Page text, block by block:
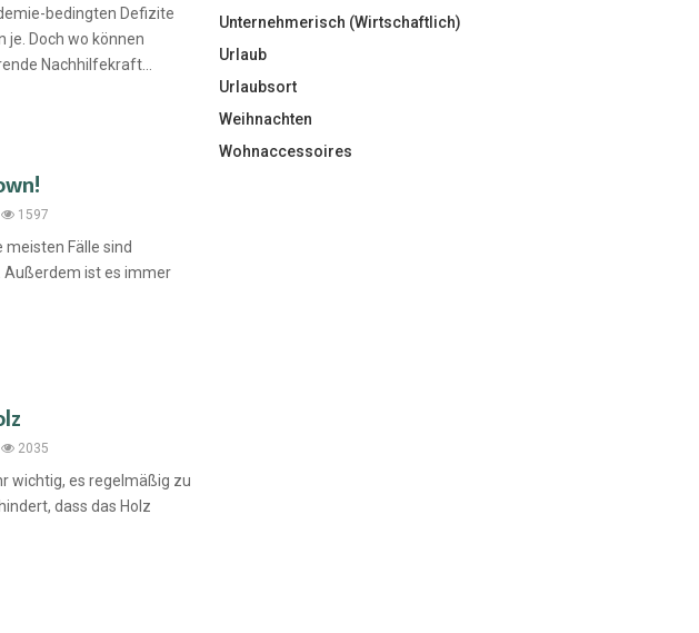
bedingten Defizite
je. Doch wo können
Nachhilfekraft...
1597
meisten Fälle sind
Außerdem ist es immer
2035
wichtig, es regelmäßig zu
dass das Holz
Unternehmerisch (Wirtschaftlich)
Urlaub
Urlaubsort
Weihnachten
Wohnaccessoires